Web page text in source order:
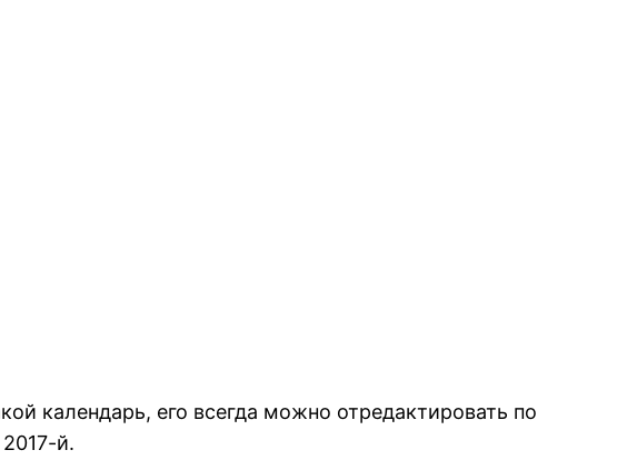
календарь, его всегда можно отредактировать по
й.